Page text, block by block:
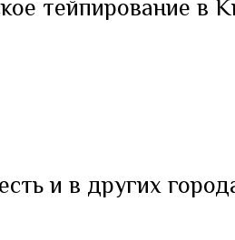
тейпирование в
и в других